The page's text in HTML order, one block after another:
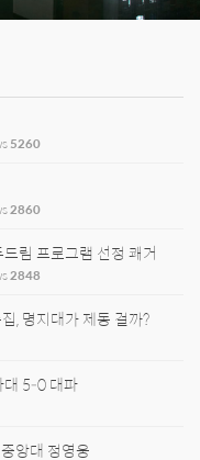
5260
2860
림 프로그램 선정 쾌거
2848
, 명지대가 제동 걸까?
대 5-0 대파
앙대 정영웅